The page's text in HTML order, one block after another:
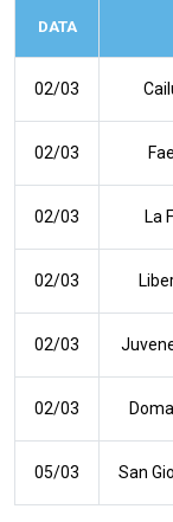
DATA
02/03
02/03
02/03 La
02/03
02/03
02/03
05/03 San